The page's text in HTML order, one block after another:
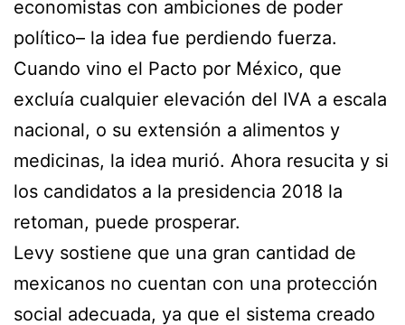
economistas con ambiciones de poder
político– la idea fue perdiendo fuerza.
Cuando vino el Pacto por México, que
excluía cualquier elevación del IVA a escala
nacional, o su extensión a alimentos y
medicinas, la idea murió. Ahora resucita y si
los candidatos a la presidencia 2018 la
retoman, puede prosperar.
Levy sostiene que una gran cantidad de
mexicanos no cuentan con una protección
social adecuada, ya que el sistema creado